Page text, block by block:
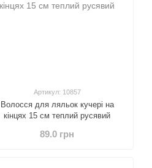
Артикул: 10857
Волосся для ляльок кучері на
кінцях 15 см теплий русявий
89.0 грн